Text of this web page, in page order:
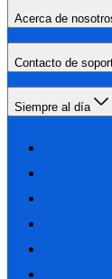
Acerca de
Contacto de
Siempre al día